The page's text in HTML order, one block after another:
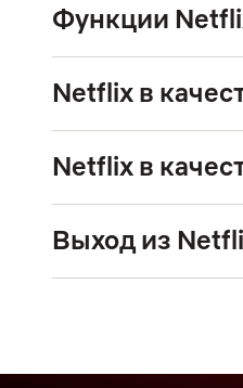
Функции
Netflix в
Netflix в
Выход из